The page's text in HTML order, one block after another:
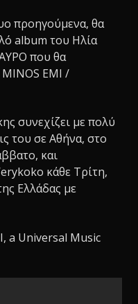
προηγούμενα, θα
album του Ηλία
που θα
EMI /
συνεχίζει με πολύ
του σε Αθήνα, στο
και
κάθε Τρίτη,
Ελλάδας με
a Universal Music